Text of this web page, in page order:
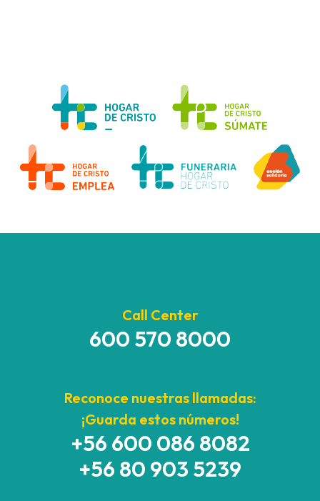
Call Center
600 570 8000
Reconoce nuestras llamadas:
¡Guarda estos números!
+56 600 086 8082
+56 80 903 5239